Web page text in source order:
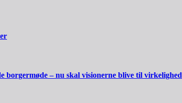
borgermøde – nu skal visionerne blive til virkelighed